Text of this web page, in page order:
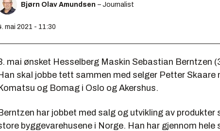
Bjørn Olav Amundsen – Journalist
mai 2021 - 11:30
mai ønsket Hesselberg Maskin Sebastian Berntzen
skal jobbe tett sammen med selger Petter Skaare
og Bomag i Oslo og Akershus.
har jobbet med salg og utvikling av produkter
byggevarehusene i Norge. Han har gjennom hele